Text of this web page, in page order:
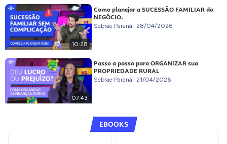
10:28
Como planejar a SUCESSÃO FAMILIAR do
NEGÓCIO.
Sebrae Paraná 28/04/2026
07:43
Passo a passo para ORGANIZAR sua
PROPRIEDADE RURAL
Sebrae Paraná 21/04/2026
EBOOKS